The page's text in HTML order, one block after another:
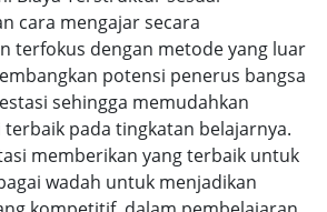
cara mengajar secara
terfokus dengan metode yang luar
potensi penerus bangsa
sehingga memudahkan
pada tingkatan belajarnya.
memberikan yang terbaik untuk
wadah untuk menjadikan